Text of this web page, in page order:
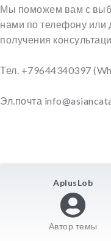
AplusLob
Автор темы
Мы поможем вам с
нами по телефону или
получения
Тел. +79644340397
Эл.почта